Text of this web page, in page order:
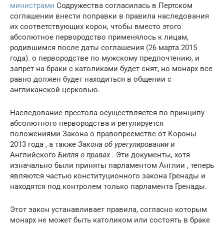
министрами Содружества согласилась в Пертском
соглашении внести поправки в правила наследования
их соответствующих корон, чтобы вместо этого
абсолютное первородство применялось к лицам,
родившимся после даты соглашения (26 марта 2015
года). о первородстве по мужскому предпочтению, и
запрет на браки с католиками будет снят, но монарх все
равно должен будет находиться в общении с
англиканской церковью.
Наследование престола осуществляется по принципу
абсолютного первородства и регулируется
положениями Закона о правопреемстве от Короны
2013 года , а также Закона об урегулировании и
Английского Билля о правах . Эти документы, хотя
изначально были приняты парламентом Англии , теперь
являются частью конституционного закона Гренады и
находятся под контролем только парламента Гренады.
Этот закон устанавливает правила, согласно которым
монарх не может быть католиком или состоять в браке